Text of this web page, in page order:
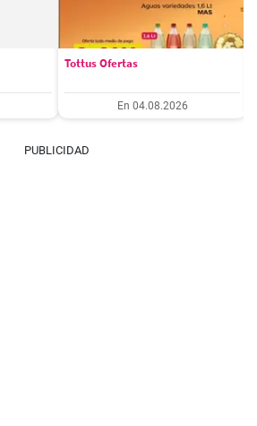
Tottus Ofertas
En 04.08.2026
PUBLICIDAD